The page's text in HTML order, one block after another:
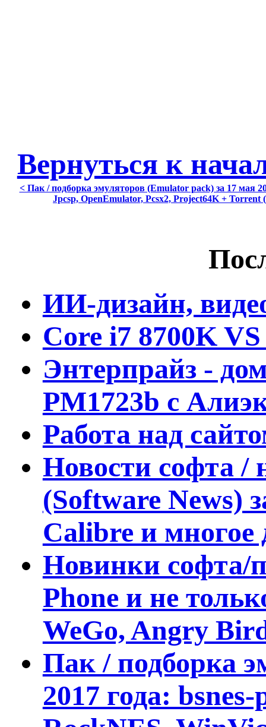
Вернуться к
< Пак / подборка эмуляторов (Emulator pack) за 17 мая
Jpcsp, OpenEmulator, Pcsx2, Project64K + Torrent
ИИ-дизайн,
Core i7 8700K
Энтерпрайз -
PM1723b с
Работа над
Новости софта /
(Software News)
Calibre и многое
Новинки софта/
Phone и не
WeGo, Angry
Пак / подборка
2017 года: